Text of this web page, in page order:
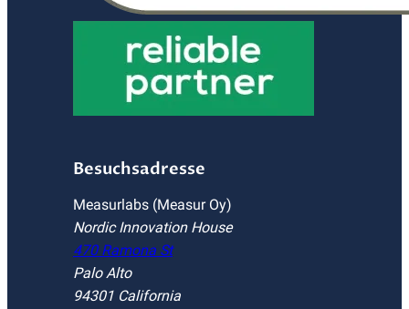
Besuchsadresse
Measurlabs (Measur Oy)
Nordic Innovation House
470 Ramona St
Palo Alto
94301 California